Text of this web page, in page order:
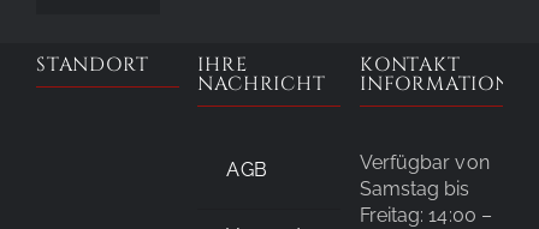
STANDORT IHRE
NACHRICHT
AGB
KONTAKT
INFORMATIONEN
Verfügbar von
Samstag bis
Freitag: 14:00 –